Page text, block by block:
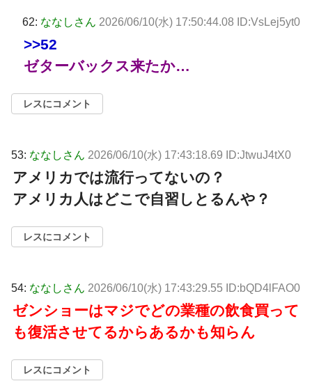
62: ななしさん 2026/06/10(水) 17:50:44.08 ID:VsLej5yt0
>>52
ゼターバックス来たか…
レスにコメント
53: ななしさん 2026/06/10(水) 17:43:18.69 ID:JtwuJ4tX0
アメリカでは流行ってないの？
アメリカ人はどこで自習しとるんや？
レスにコメント
54: ななしさん 2026/06/10(水) 17:43:29.55 ID:bQD4lFAO0
ゼンショーはマジでどの業種の飲食買って
も復活させてるからあるかも知らん
レスにコメント